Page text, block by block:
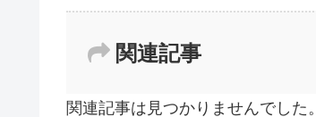
関連記事
関連記事は見つかりませんでした。